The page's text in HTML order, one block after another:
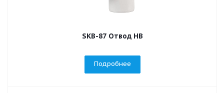
SKB-87 Отвод НВ
Подробнее